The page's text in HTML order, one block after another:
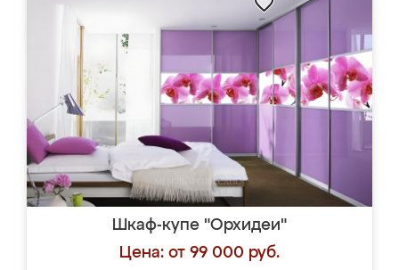
Шкаф-купе "Орхидеи"
Цена: от 99 000 руб.